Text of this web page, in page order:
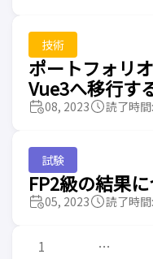
技術
ポートフォリ
Vue3へ移行す
08, 2023 読了時
試験
FP2級の結果
05, 2023 読了時
1 …